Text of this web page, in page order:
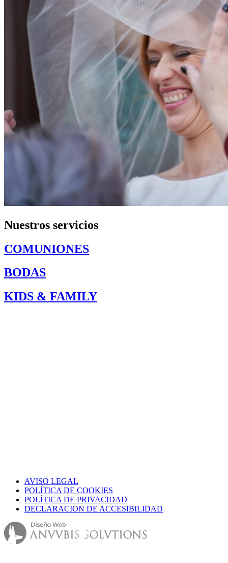
Nuestros servicios
COMUNIONES
BODAS
KIDS & FAMILY
AVISO LEGAL
POLÍTICA DE COOKIES
POLÍTICA DE PRIVACIDAD
DECLARACION DE ACCESIBILIDAD